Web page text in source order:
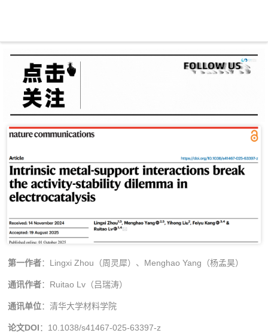
第一作者： Lingxi Zhou （周灵犀）、 Menghao Yang （杨孟昊）
通讯作者： Ruitao Lv （吕瑞涛）
通讯单位：清华大学材料学院
论文DOI： 10.1038/s41467-025-63397-z